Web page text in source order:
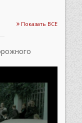
Показать ВСЕ